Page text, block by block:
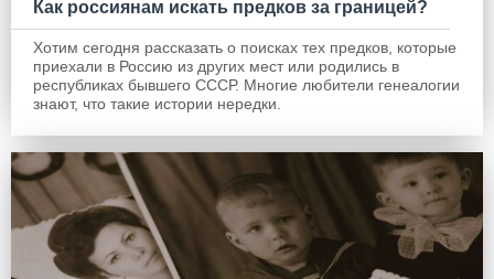
Как россиянам искать предков за границей?
Хотим сегодня рассказать о поисках тех предков, которые
приехали в Россию из других мест или родились в
республиках бывшего СССР. Многие любители генеалогии
знают, что такие истории нередки.